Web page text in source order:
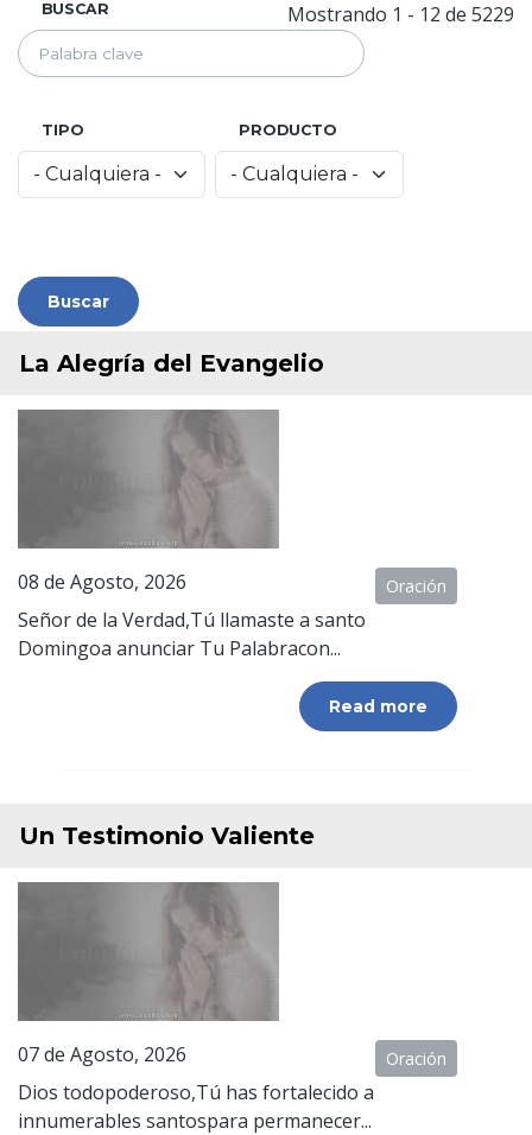
Mostrando 1 - 12 de 5229
BUSCAR
TIPO PRODUCTO
La Alegría del Evangelio
Oración
08 de Agosto, 2026
Señor de la Verdad,Tú llamaste a santo
Domingoa anunciar Tu Palabracon...
Read more
Un Testimonio Valiente
Oración
07 de Agosto, 2026
Dios todopoderoso,Tú has fortalecido a
innumerables santospara permanecer...